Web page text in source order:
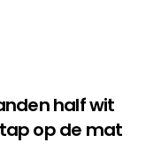
half wit
op de mat